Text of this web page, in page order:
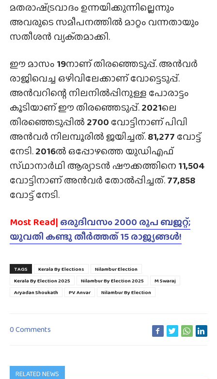
മതരാഷ്‌ട്രവാദം ഉന്നയിക്കുന്നില്ലെന്നും
അവരുടെ സമീപനത്തിൽ മാറ്റം വന്നതായും
സതീശൻ വ്യക്‌തമാക്കി.
ഈ മാസം 19നാണ് തിരഞ്ഞെടുപ്പ്. അൻവർ
രാജിവെച്ച ഒഴിവിലേക്കാണ് വോട്ടെടുപ്പ്.
അൻവറിന്റെ നിലനിൽപ്പിനുള്ള പോരാട്ടം
കൂടിയാണ് ഈ തിരഞ്ഞെടുപ്പ്.2021ലെ
തിരഞ്ഞെടുപ്പിൽ 2700 വോട്ടിനാണ് പിവി
അൻവർ നിലമ്പൂരിൽ ജയിച്ചത്.81,277 വോട്ട്
നേടി.2016ൽ ഒപ്പോഴത്തെ യുഡിഎഫ്
സ്‌ഥാനാർഥി ആര്യാടൻ ഷൗക്കത്തിനെ 11,504
വോട്ടിനാണ് അൻവർ തോൽപ്പിച്ചത്.77,858
വോട്ട് നേടി.
Most Read| ഒരുദിവസം 2000 രൂപ ബജറ്റ്;
യുവതി കണ്ടു തീർത്തത് 15 രാജ്യങ്ങൾ!
TAGS Kerala By Elections
Nilambur Election
Kerala By Election 2025
Nilambur By Election 2025
M Swaraj
Aryadan Shoukath
PV Anvar Nilambur By Election
0 Comments
RELATED NEWS